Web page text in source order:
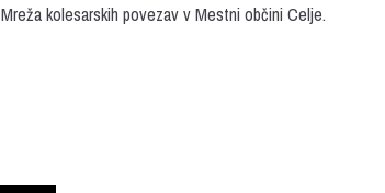
kolesarskih povezav v Mestni občini Celje.